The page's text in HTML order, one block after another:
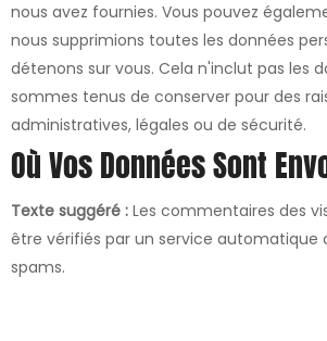
nous avez fournies. Vous pouvez
nous supprimions toutes les données
détenons sur vous. Cela n'inclut pas les
sommes tenus de conserver pour des
administratives, légales ou de sécurité.
Où Vos Données Sont
Texte suggéré : Les commentaires des
être vérifiés par un service automatique
spams.